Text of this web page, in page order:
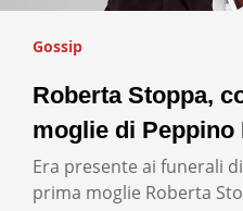
Gossip
Roberta Stoppa,
moglie di Peppino
Era presente ai funerali
prima moglie Roberta